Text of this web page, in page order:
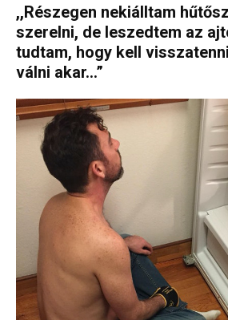
,,Részegen nekiálltam
szerelni, de leszedtem az
tudtam, hogy kell
válni akar…”